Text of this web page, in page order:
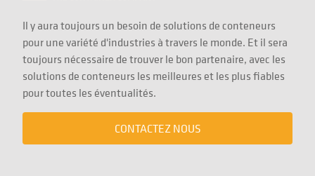
Il y aura toujours un besoin de solutions de conteneurs
pour une variété d'industries à travers le monde. Et il sera
toujours nécessaire de trouver le bon partenaire, avec les
solutions de conteneurs les meilleures et les plus fiables
pour toutes les éventualités.
CONTACTEZ NOUS